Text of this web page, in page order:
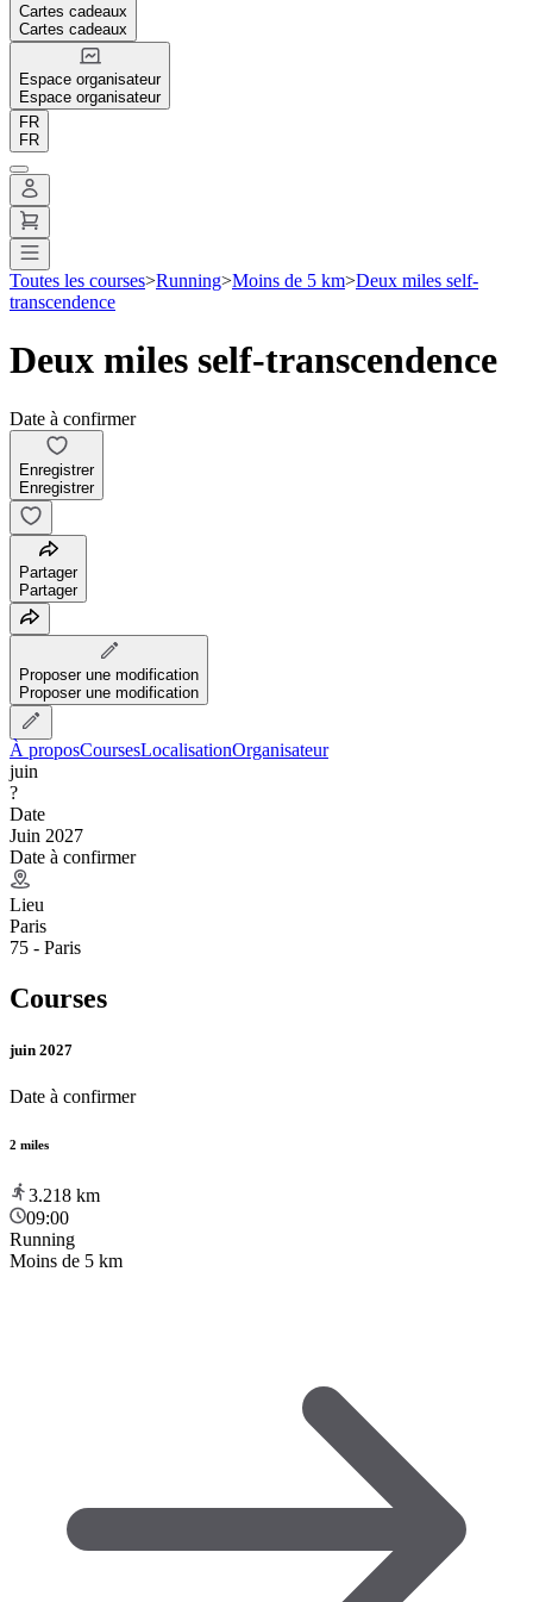
Cartes cadeaux
Cartes cadeaux
Espace organisateur
Espace organisateur
FR
FR
Toutes les courses>Running>Moins de 5 km>Deux miles self-
transcendence
Deux miles self-transcendence
Date à confirmer
Enregistrer
Enregistrer
Partager
Partager
Proposer une modification
Proposer une modification
À proposCoursesLocalisationOrganisateur
juin
?
Date
Juin 2027
Date à confirmer
Lieu
Paris
75 - Paris
Courses
juin 2027
Date à confirmer
2 miles
3.218 km
09:00
Running
Moins de 5 km